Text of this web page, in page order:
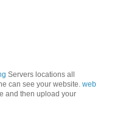
Servers locations all
can see your website. web
and then upload your